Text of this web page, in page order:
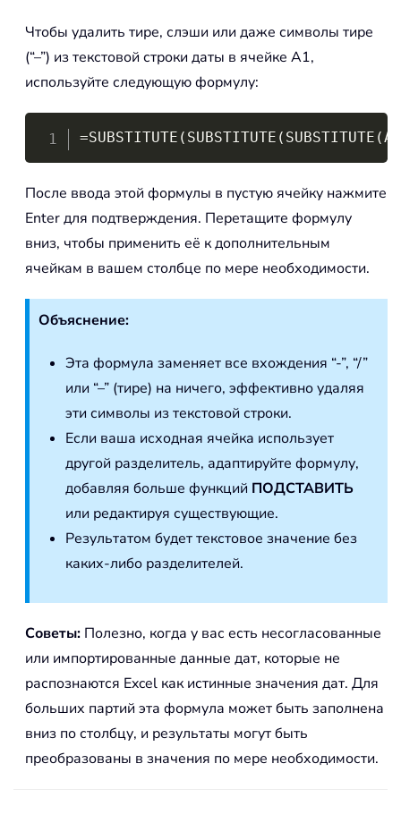
Чтобы удалить тире, слэши или даже символы тире
(“–”) из текстовой строки даты в ячейке A1,
используйте следующую формулу:
Copy
После ввода этой формулы в пустую ячейку нажмите
Enter для подтверждения. Перетащите формулу
вниз, чтобы применить её к дополнительным
ячейкам в вашем столбце по мере необходимости.
Объяснение:
Эта формула заменяет все вхождения “-”, “/”
или “–” (тире) на ничего, эффективно удаляя
эти символы из текстовой строки.
Если ваша исходная ячейка использует
другой разделитель, адаптируйте формулу,
добавляя больше функций ПОДСТАВИТЬ
или редактируя существующие.
Результатом будет текстовое значение без
каких-либо разделителей.
Советы: Полезно, когда у вас есть несогласованные
или импортированные данные дат, которые не
распознаются Excel как истинные значения дат. Для
больших партий эта формула может быть заполнена
вниз по столбцу, и результаты могут быть
преобразованы в значения по мере необходимости.